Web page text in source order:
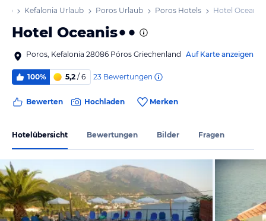
Kefalonia Urlaub Poros Urlaub Poros Hotels Hotel Oceanis
Hotel Oceanis
Poros, Kefalonia 28086 Póros Griechenland Auf Karte anzeigen
100% 5,2 / 6 23 Bewertungen
Bewerten Hochladen Merken
Hotelübersicht Bewertungen Bilder Fragen